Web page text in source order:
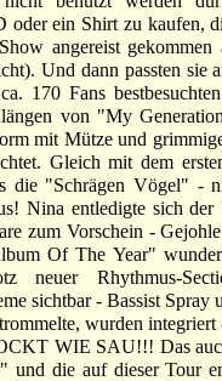
ein Shirt zu kaufen,
angereist gekommen
Und dann passten sie
170 Fans
von "My
mit Mütze und
Gleich mit dem
"Schrägen Vögel" -
Nina entledigte sich
zum Vorschein -
Of The Year"
neuer Rhythmus-
sichtbar - Bassist Spray
wurden integriert
WIE SAU!!! Das
und die auf dieser Tour